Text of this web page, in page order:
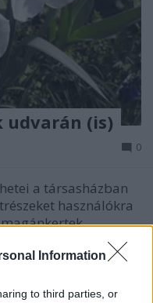
Information
to third parties, or
udvarán (is)
0
a társasházban
használókra
rövid, de felemelő